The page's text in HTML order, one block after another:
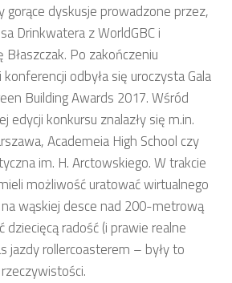
gorące dyskusje prowadzone przez,
Drinkwatera z WorldGBC i
Po zakończeniu
odbyła się uroczysta Gala
Building Awards 2017. Wśród
edycji konkursu znalazły się m.in.
Academeia High School czy
im. H. Arctowskiego. W trakcie
możliwość uratować wirtualnego
wąskiej desce nad 200-metrową
dziecięcą radość (i prawie realne
jazdy rollercoasterem – były to